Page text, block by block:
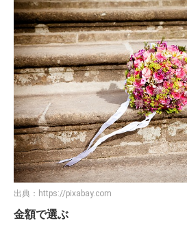
出典： https://pixabay.com
金額で選ぶ